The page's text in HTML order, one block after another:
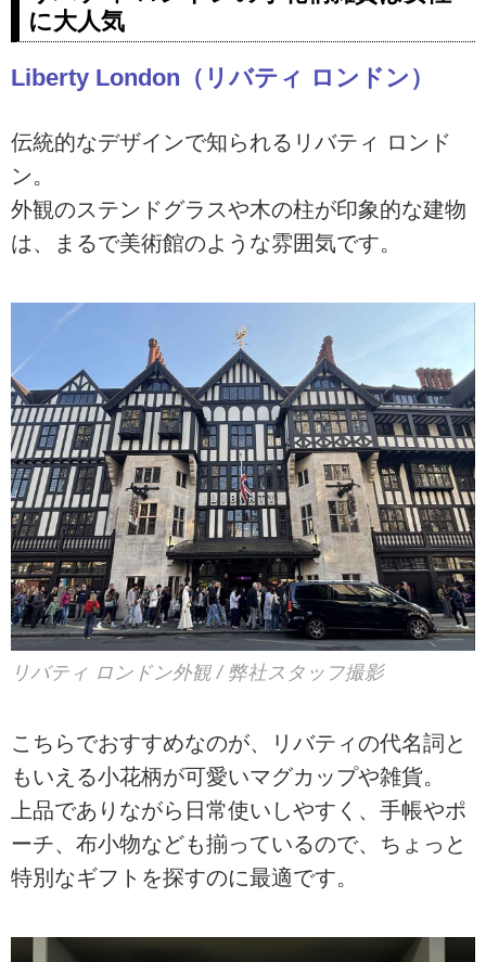
に大人気
Liberty London（リバティ ロンドン）
伝統的なデザインで知られるリバティ ロンド
ン。
外観のステンドグラスや木の柱が印象的な建物
は、まるで美術館のような雰囲気です。
リバティ ロンドン外観 / 弊社スタッフ撮影
こちらでおすすめなのが、リバティの代名詞と
もいえる小花柄が可愛いマグカップや雑貨。
上品でありながら日常使いしやすく、手帳やポ
ーチ、布小物なども揃っているので、ちょっと
特別なギフトを探すのに最適です。